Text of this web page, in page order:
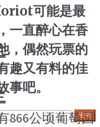
搜索
可能是最
一直醉心在香
，偶然玩票的
趣又有料的佳
吧。
866公顷葡萄园